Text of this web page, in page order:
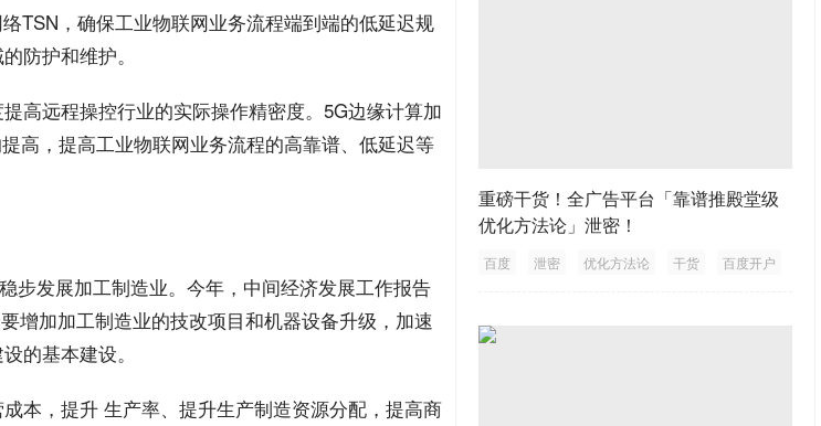
TSN，确保工业物联网业务流程端到端的低延迟规
防护和维护。
高远程操控行业的实际操作精密度。5G边缘计算加
高，提高工业物联网业务流程的高靠谱、低延迟等
步发展加工制造业。今年，中间经济发展工作报告
增加加工制造业的技改项目和机器设备升级，加速
的基本建设。
成本 ，提升 生产率、提升生产制造资源分配，提高商
重磅干货！全广告平台「靠谱推殿堂级
优化方法论」泄密！
百度 泄密 优化方法论 干货 百度开户